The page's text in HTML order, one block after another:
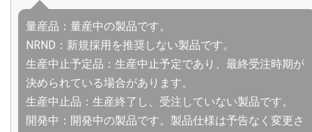
量産品：量産中の製品です。
NRND：新規採用を推奨しない製品です。
生産中止予定品：生産中止予定であり、最終受注時期が
決められている場合があります。
生産中止品：生産終了し、受注していない製品です。
開発中：開発中の製品です。製品仕様は予告なく変更さ